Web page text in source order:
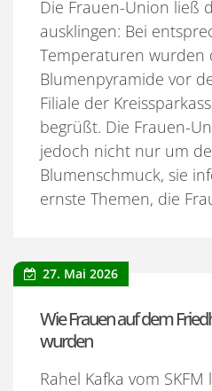
Die Frauen-Union ließ
ausklingen: Bei
Temperaturen wurden
Blumenpyramide vor
Filiale der
begrüßt. Die Frauen-
jedoch nicht nur um
Blumenschmuck, sie
ernste Themen, die
Wie Frauen auf dem
wurden
27. Mai 2026
Rahel Kafka vom